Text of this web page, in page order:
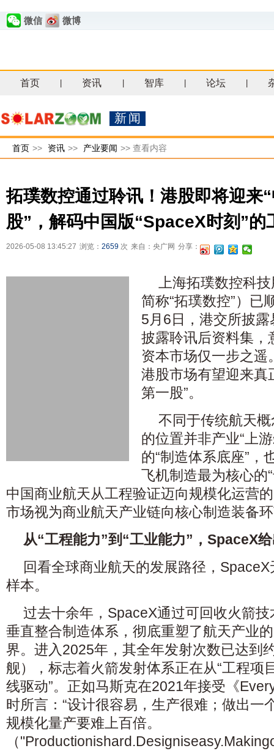
微信 微博
首页 资讯 智库 论坛
新闻
首页 >> 资讯 >> 产业要闻 >> 查看内容
拓璞数控通过聆讯！港股即将迎来
股”，解码中国版“SpaceX时刻”的
2026-05-08 13:45:27 浏览： 2659 次 来自：央广网 分享：
上海拓璞数控科
简称“拓璞数控”）已
5月6日，港交所披
披露聆讯后资料集，
资本市场仅一步之遥
港股市场有望迎来真
第一股”。
不同于传统航天
的位置并非产业“上
的“制造体系底座”，
飞机制造最为核心的
中国商业航天从工程验证迈向规模化运营
市场视为商业航天产业链向核心制造装备
从“工程能力”到“工业能力”，SpaceX
回看全球商业航天的发展路径，
样本。
过去十余年，SpaceX通过可回收火箭
垂直整合制造体系，彻底重塑了航天产业
界。进入2025年，其全年发射次数已达到
舰），标志着火箭发射体系正在从“工程项
线驱动”。正如马斯克在2021年接受《
时所言：“设计很容易，生产很难；做出一
规模化量产要难上百倍。
（